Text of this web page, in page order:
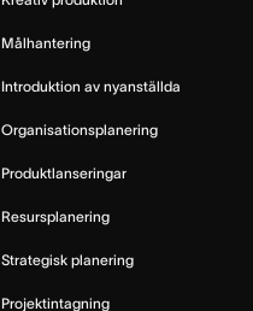
Målhantering
Introduktion av nyanställda
Organisationsplanering
Produktlanseringar
Resursplanering
Strategisk planering
Projektintagning